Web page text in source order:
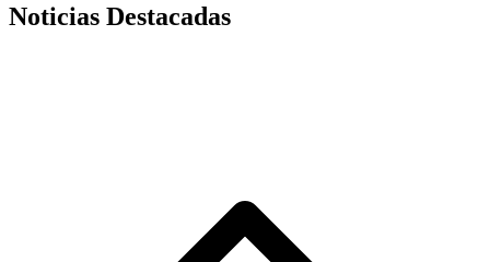
Noticias Destacadas